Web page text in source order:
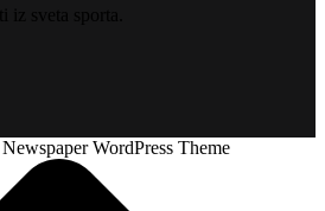
WordPress Theme